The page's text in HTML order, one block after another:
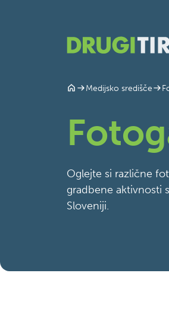
Medijsko središče
Oglejte si različne
gradbene aktivnosti
Sloveniji.